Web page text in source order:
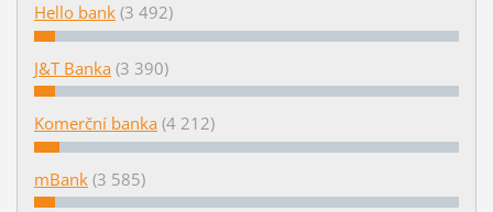
Hello bank (3 492)
J&T Banka (3 390)
Komerční banka (4 212)
mBank (3 585)